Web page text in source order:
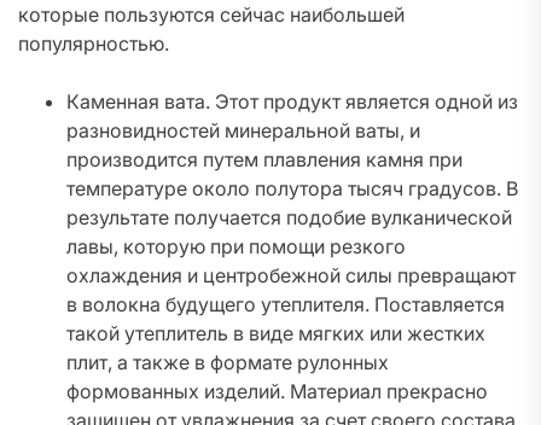
которые пользуются сейчас наибольшей
популярностью.
Каменная вата. Этот продукт является одной из
разновидностей минеральной ваты, и
производится путем плавления камня при
температуре около полутора тысяч градусов. В
результате получается подобие вулканической
лавы, которую при помощи резкого
охлаждения и центробежной силы превращают
в волокна будущего утеплителя. Поставляется
такой утеплитель в виде мягких или жестких
плит, а также в формате рулонных
формованных изделий. Материал прекрасно
защищен от увлажнения за счет своего состава,